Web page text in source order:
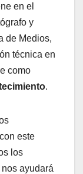
en el
y
de Medios,
técnica en
como
.
este
los
ayudará